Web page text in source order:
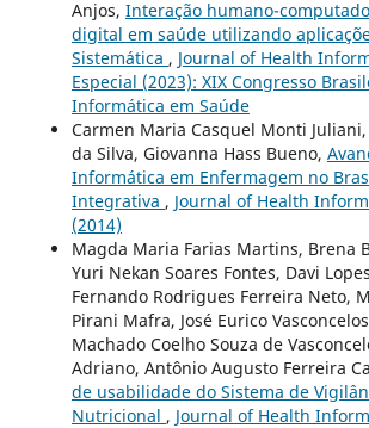
Anjos, Interação humano-
digital em saúde utilizando
Sistemática , Journal of Health
Especial (2023): XIX Congresso
Informática em Saúde
Carmen Maria Casquel Monti
da Silva, Giovanna Hass Bueno,
Informática em Enfermagem no
Integrativa , Journal of Health
(2014)
Magda Maria Farias Martins, Brena
Yuri Nekan Soares Fontes, Davi
Fernando Rodrigues Ferreira Neto,
Pirani Mafra, José Eurico
Machado Coelho Souza de
Adriano, Antônio Augusto Ferreira
de usabilidade do Sistema de
Nutricional , Journal of Health